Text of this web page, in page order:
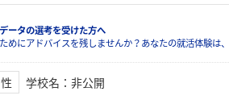
動画で知ろう！業界・企業研究
ータの選考を受けた方へ
めにアドバイスを残しませんか？あなたの就活体験は
学校名 ： 非公開